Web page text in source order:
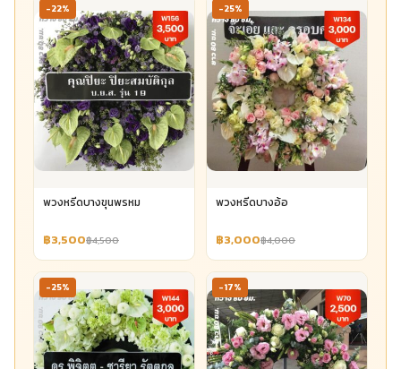
-22%
พวงหรีดบางขุนพรหม
฿3,500฿4,500
-25%
พวงหรีดบางอ้อ
฿3,000฿4,000
-25% -17%